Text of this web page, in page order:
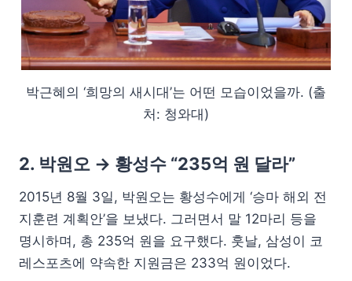
박근혜의 ‘희망의 새시대’는 어떤 모습이었을까. (출
처: 청와대)
2. 박원오 → 황성수 “235억 원 달라”
2015년 8월 3일, 박원오는 황성수에게 ‘승마 해외 전
지훈련 계획안’을 보냈다. 그러면서 말 12마리 등을
명시하며, 총 235억 원을 요구했다. 훗날, 삼성이 코
레스포츠에 약속한 지원금은 233억 원이었다.